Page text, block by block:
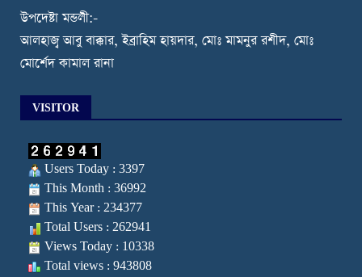
উপদেষ্টা মন্ডলী:-
আলহাজ্ব আবু বাক্কার, ইব্রাহিম হায়দার, মোঃ মামনুর রশীদ, মোঃ
মোর্শেদ কামাল রানা
VISITOR
Users Today : 3397
This Month : 36992
This Year : 234377
Total Users : 262941
Views Today : 10338
Total views : 943808